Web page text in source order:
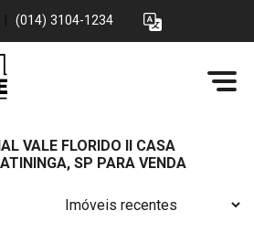
(014) 3104-1234
VALE FLORIDO II CASA
SP PARA VENDA